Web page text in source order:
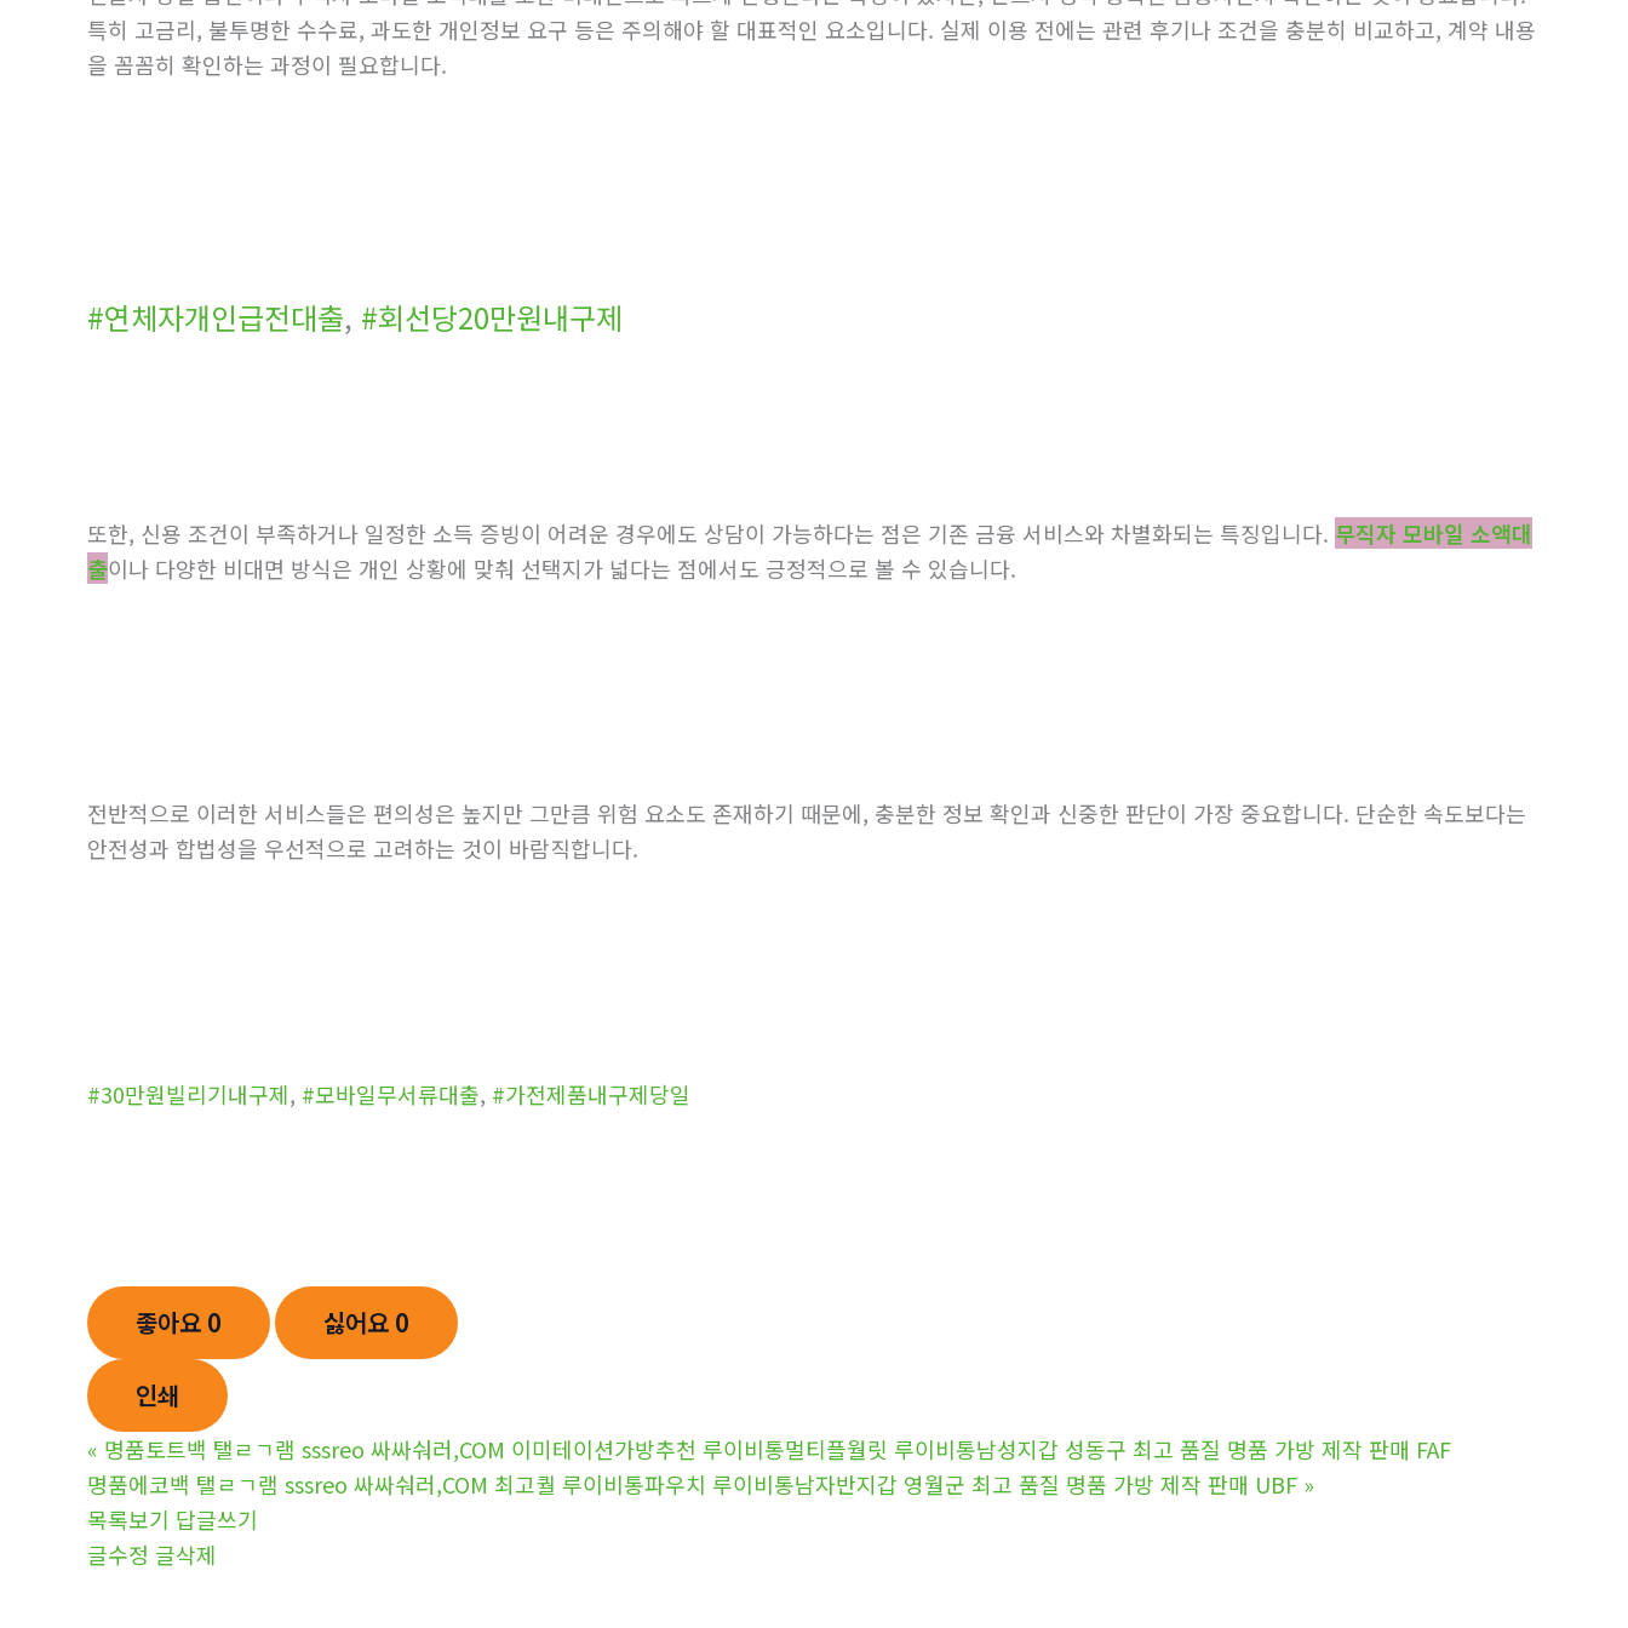
특히 고금리, 불투명한 수수료, 과도한 개인정보 요구 등은 주의해야 할 대표적인 요소입니다. 실제 이용 전에는 관련 후기나 조건을 충분히 비교하고, 계약 내용
을 꼼꼼히 확인하는 과정이 필요합니다.
#연체자개인급전대출, #회선당20만원내구제
또한, 신용 조건이 부족하거나 일정한 소득 증빙이 어려운 경우에도 상담이 가능하다는 점은 기존 금융 서비스와 차별화되는 특징입니다. 무직자 모바일 소액대
출이나 다양한 비대면 방식은 개인 상황에 맞춰 선택지가 넓다는 점에서도 긍정적으로 볼 수 있습니다.
전반적으로 이러한 서비스들은 편의성은 높지만 그만큼 위험 요소도 존재하기 때문에, 충분한 정보 확인과 신중한 판단이 가장 중요합니다. 단순한 속도보다는
안전성과 합법성을 우선적으로 고려하는 것이 바람직합니다.
#30만원빌리기내구제, #모바일무서류대출, #가전제품내구제당일
좋아요 0 싫어요 0
인쇄
« 명품토트백 탤ㄹㄱ램 sssreo 싸싸숴러,COM 이미테이션가방추천 루이비통멀티플월릿 루이비통남성지갑 성동구 최고 품질 명품 가방 제작 판매 FAF
명품에코백 탤ㄹㄱ램 sssreo 싸싸숴러,COM 최고퀄 루이비통파우치 루이비통남자반지갑 영월군 최고 품질 명품 가방 제작 판매 UBF »
목록보기 답글쓰기
글수정 글삭제